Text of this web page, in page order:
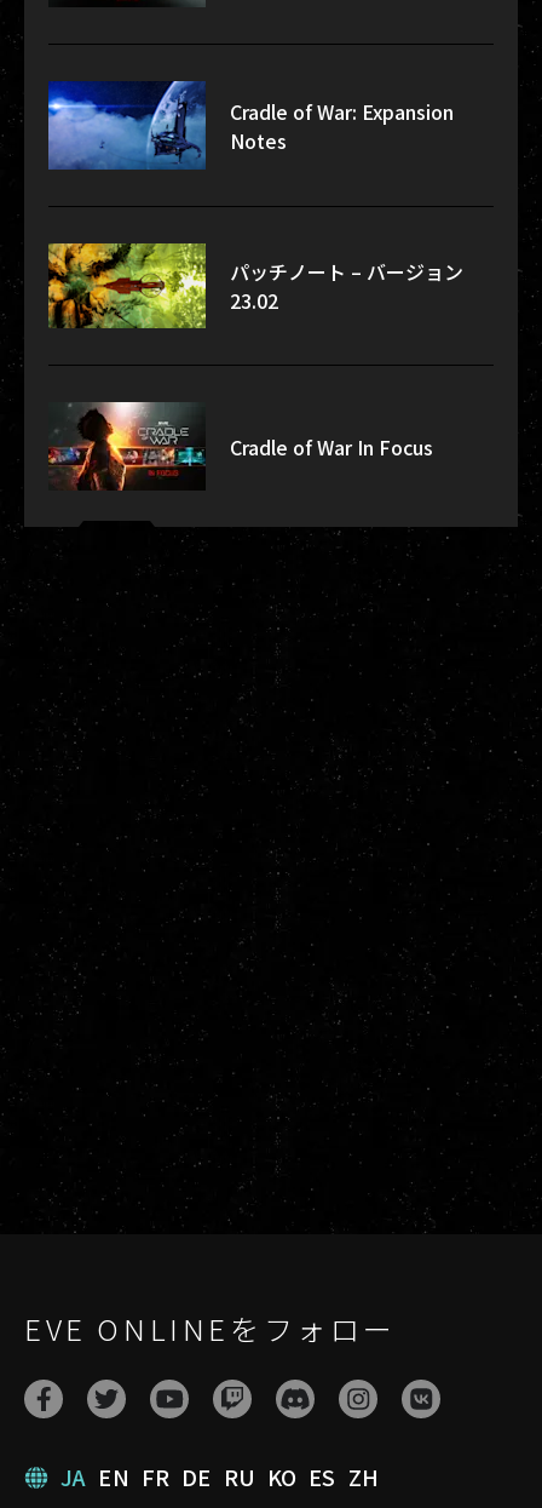
Cradle of War: Expansion
Notes
パッチノート – バージョン
23.02
Cradle of War In Focus
EVE ONLINEをフォロー
JA EN FR DE RU KO ES ZH